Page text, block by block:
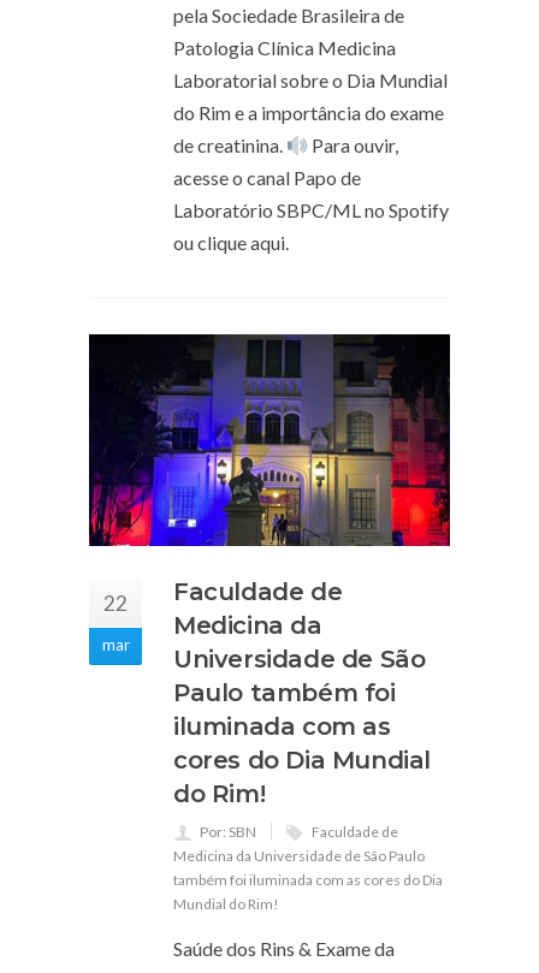
pela Sociedade Brasileira de
Patologia Clínica Medicina
Laboratorial sobre o Dia Mundial
do Rim e a importância do exame
de creatinina.
Para ouvir,
acesse o canal Papo de
Laboratório SBPC/ML no Spotify
ou clique aqui.
22
mar
Faculdade de
Medicina da
Universidade de São
Paulo também foi
iluminada com as
cores do Dia Mundial
do Rim!
Por: SBN
Faculdade de
Medicina da Universidade de São Paulo
também foi iluminada com as cores do Dia
Mundial do Rim!
Saúde dos Rins & Exame da